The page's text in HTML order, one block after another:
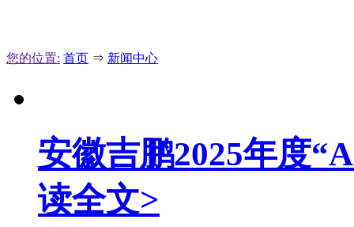
您的位置: 首页 ⇒ 新闻中心
安徽吉鹏2025年度
读全文>